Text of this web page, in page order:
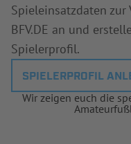
Spieleinsatzdaten
BFV.DE an und
Spielerprofil.
SPIELERPROFIL
Wir zeigen euch die